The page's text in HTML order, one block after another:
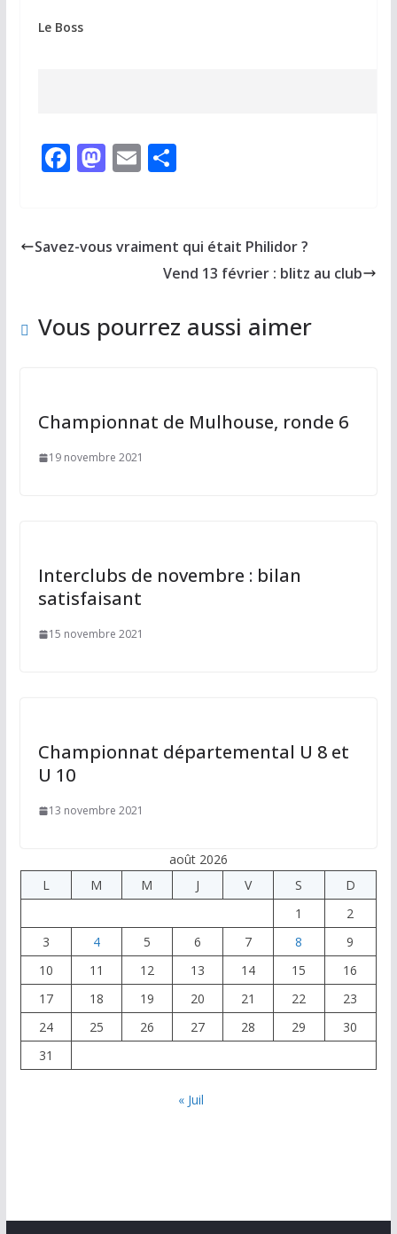
Le Boss
F
b
k
M
d
E
l
P
g
er
Savez-vous vraiment qui était Philidor ?
Vend 13 février : blitz au club
Vous pourrez aussi aimer
Championnat de Mulhouse, ronde 6
19 novembre 2021
Interclubs de novembre : bilan
satisfaisant
15 novembre 2021
Championnat départemental U 8 et
U 10
13 novembre 2021
août 2026
L
M M J V S
D
1
2
3
4 5 6 7 8
9
10
11 12 13 14 15
16
17
18 19 20 21 22
23
24
25 26 27 28 29
30
31
« Juil